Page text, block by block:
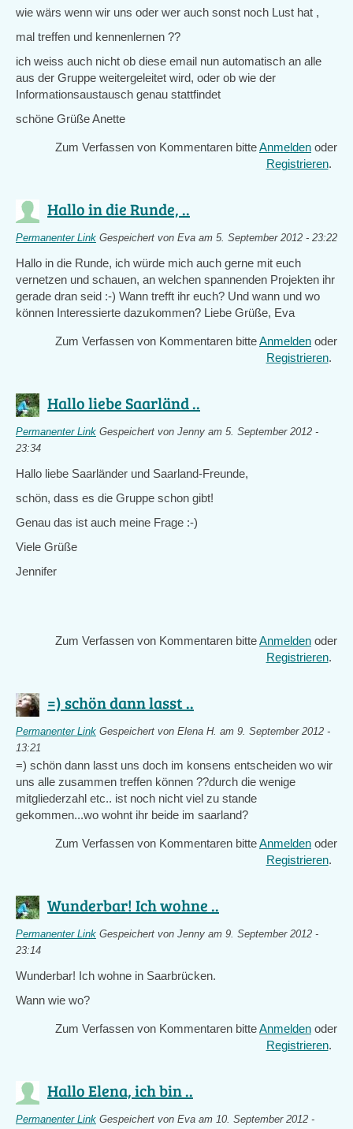
wie wärs wenn wir uns oder wer auch sonst noch Lust hat ,
mal treffen und kennenlernen ??
ich weiss auch nicht ob diese email nun automatisch an alle
aus der Gruppe weitergeleitet wird, oder ob wie der
Informationsaustausch genau stattfindet
schöne Grüße Anette
Zum Verfassen von Kommentaren bitteAnmelden oder
Registrieren.
Hallo in die Runde, ..
Permanenter Link Gespeichert von Eva am 5. September 2012 - 23:22
Hallo in die Runde, ich würde mich auch gerne mit euch
vernetzen und schauen, an welchen spannenden Projekten ihr
gerade dran seid :-) Wann trefft ihr euch? Und wann und wo
können Interessierte dazukommen? Liebe Grüße, Eva
Zum Verfassen von Kommentaren bitteAnmelden oder
Registrieren.
Hallo liebe Saarländ ..
Permanenter Link Gespeichert von Jenny am 5. September 2012 -
23:34
Hallo liebe Saarländer und Saarland-Freunde,
schön, dass es die Gruppe schon gibt!
Genau das ist auch meine Frage :-)
Viele Grüße
Jennifer
Zum Verfassen von Kommentaren bitteAnmelden oder
Registrieren.
=) schön dann lasst ..
Permanenter Link Gespeichert von Elena H. am 9. September 2012 -
13:21
=) schön dann lasst uns doch im konsens entscheiden wo wir
uns alle zusammen treffen können ??durch die wenige
mitgliederzahl etc.. ist noch nicht viel zu stande
gekommen...wo wohnt ihr beide im saarland?
Zum Verfassen von Kommentaren bitteAnmelden oder
Registrieren.
Wunderbar! Ich wohne ..
Permanenter Link Gespeichert von Jenny am 9. September 2012 -
23:14
Wunderbar! Ich wohne in Saarbrücken.
Wann wie wo?
Zum Verfassen von Kommentaren bitteAnmelden oder
Registrieren.
Hallo Elena, ich bin ..
Permanenter Link Gespeichert von Eva am 10. September 2012 -